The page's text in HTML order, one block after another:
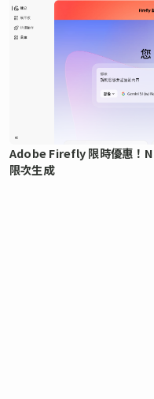
Adobe Firefly 限時優惠！
限次生成